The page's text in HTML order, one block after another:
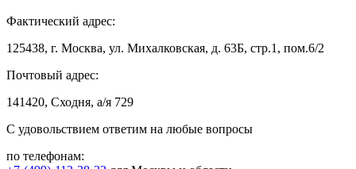
Фактический адрес:
125438, г. Москва, ул. Михалковская, д. 63Б, стр.1, пом.6/2
Почтовый адрес:
141420, Сходня, а/я 729
С удовольствием ответим на любые вопросы
по телефонам: